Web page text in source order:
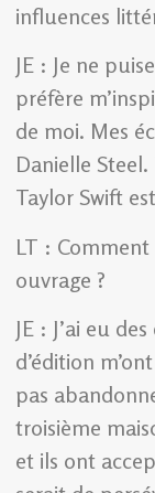
influences
JE : Je ne
préfère
de moi. Mes
Danielle
Taylor Swift
LT :
ouvrage ?
JE : J’ai eu
d’édition
pas
troisième
et ils ont